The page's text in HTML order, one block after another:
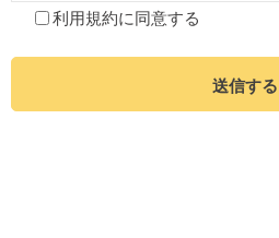
利用規約に同意する
送信する